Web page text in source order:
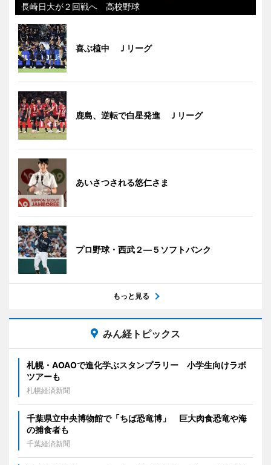
長崎日大が２回戦へ 高校野球
喜ぶ植中 Ｊリーグ
鹿島、逆転で白星発進 Ｊリーグ
あいさつされる悠仁さま
プロ野球・西武２―５ソフトバンク
もっと見る
みん経トピックス
札幌・AOAOで進化学ぶスタンプラリー 小学生向けラボ
ツアーも
札幌経済新聞
千葉県立中央博物館で「ちば恐竜博」 巨大肉食恐竜や海
の捕食者も
千葉経済新聞